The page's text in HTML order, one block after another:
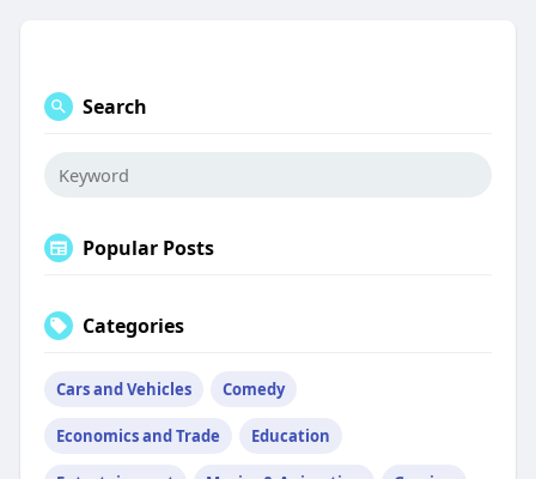
Search
Popular Posts
Categories
Cars and Vehicles Comedy
Economics and Trade Education